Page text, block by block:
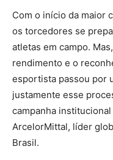
Com o início da maior
os torcedores se
atletas em campo.
rendimento e o
esportista passou por
justamente esse
campanha institucional
ArcelorMittal, líder
Brasil.